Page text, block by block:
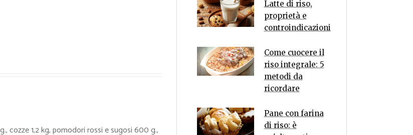
cozze 1,2 kg, pomodori rossi e sugosi 600 g.,
Latte di riso,
proprietà e
controindicazioni
Come cuocere il
riso integrale: 5
metodi da
ricordare
Pane con farina
di riso: è